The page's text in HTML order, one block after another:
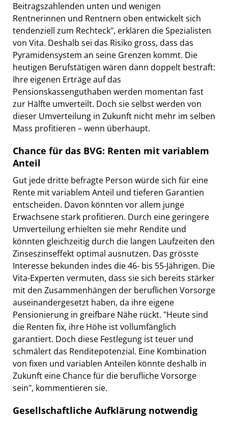
Beitragszahlenden unten und wenigen
Rentnerinnen und Rentnern oben entwickelt sich
tendenziell zum Rechteck", erklären die Spezialisten
von Vita. Deshalb sei das Risiko gross, dass das
Pyramidensystem an seine Grenzen kommt. Die
heutigen Berufstätigen wären dann doppelt bestraft:
Ihre eigenen Erträge auf das
Pensionskassenguthaben werden momentan fast
zur Hälfte umverteilt. Doch sie selbst werden von
dieser Umverteilung in Zukunft nicht mehr im selben
Mass profitieren – wenn überhaupt.
Chance für das BVG: Renten mit variablem
Anteil
Gut jede dritte befragte Person würde sich für eine
Rente mit variablem Anteil und tieferen Garantien
entscheiden. Davon könnten vor allem junge
Erwachsene stark profitieren. Durch eine geringere
Umverteilung erhielten sie mehr Rendite und
könnten gleichzeitig durch die langen Laufzeiten den
Zinseszinseffekt optimal ausnutzen. Das grösste
Interesse bekunden indes die 46- bis 55-Jährigen. Die
Vita-Experten vermuten, dass sie sich bereits stärker
mit den Zusammenhängen der beruflichen Vorsorge
auseinandergesetzt haben, da ihre eigene
Pensionierung in greifbare Nähe rückt. "Heute sind
die Renten fix, ihre Höhe ist vollumfänglich
garantiert. Doch diese Festlegung ist teuer und
schmälert das Renditepotenzial. Eine Kombination
von fixen und variablen Anteilen könnte deshalb in
Zukunft eine Chance für die berufliche Vorsorge
sein", kommentieren sie.
Gesellschaftliche Aufklärung notwendig